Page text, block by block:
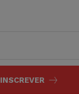
INSCREVER